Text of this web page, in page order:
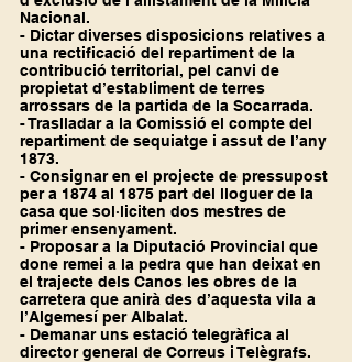
Nacional.
- Dictar diverses disposicions relatives a
una rectificació del repartiment de la
contribució territorial, pel canvi de
propietat d’establiment de terres
arrossars de la partida de la Socarrada.
- Traslladar a la Comissió el compte del
repartiment de sequiatge i assut de l’any
1873.
- Consignar en el projecte de pressupost
per a 1874 al 1875 part del lloguer de la
casa que sol·liciten dos mestres de
primer ensenyament.
- Proposar a la Diputació Provincial que
done remei a la pedra que han deixat en
el trajecte dels Canos les obres de la
carretera que anirà des d’aquesta vila a
l’Algemesí per Albalat.
- Demanar uns estació telegràfica al
director general de Correus i Telègrafs.